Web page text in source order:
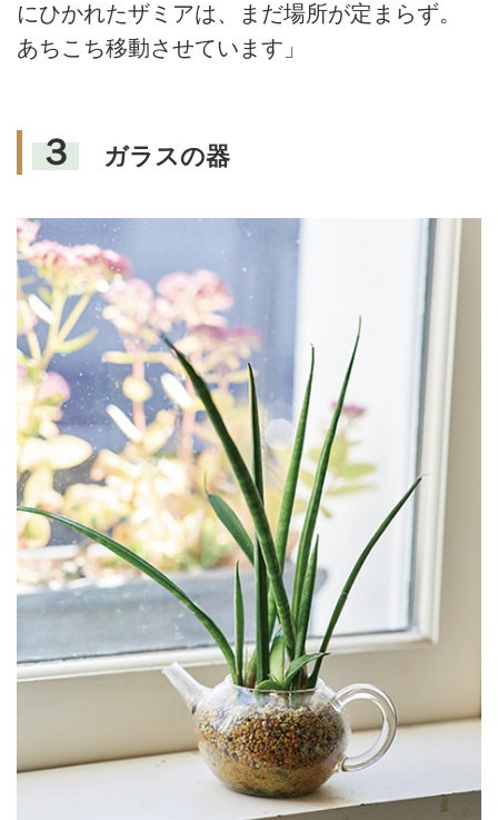
にひかれたザミアは、まだ場所が定まらず。
あちこち移動させています」
３ ガラスの器